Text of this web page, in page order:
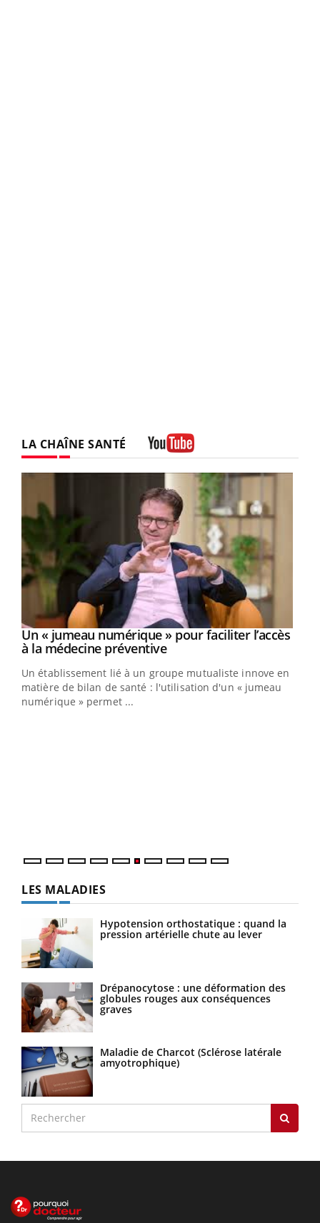
LA CHAÎNE SANTÉ
Youtube
Un « jumeau numérique » pour faciliter l’accès
à la médecine préventiveYoutube
Un établissement lié à un groupe mutualiste innove en
matière de bilan de santé : l'utilisation d'un « jumeau
numérique » permet ...
LES MALADIES
Hypotension orthostatique : quand la
pression artérielle chute au lever
Drépanocytose : une déformation des
globules rouges aux conséquences
graves
Maladie de Charcot (Sclérose latérale
amyotrophique)